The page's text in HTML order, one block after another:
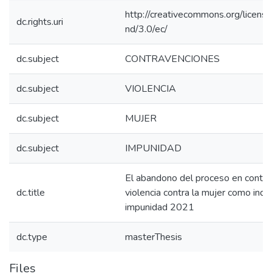
dc.rights.uri
http://creativecommons.org/
nd/3.0/ec/
dc.subject CONTRAVENCIONES
dc.subject VIOLENCIA
dc.subject MUJER
dc.subject IMPUNIDAD
dc.title
El abandono del proceso en
violencia contra la mujer como
impunidad 2021
dc.type masterThesis
Files